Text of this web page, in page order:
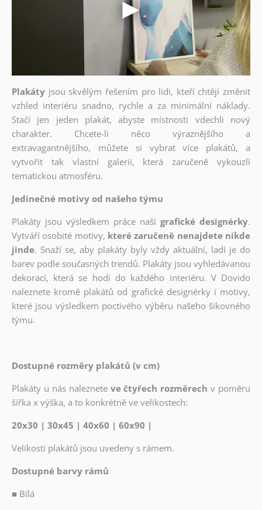
Plakáty jsou skvělým řešením pro lidi, kteří chtějí změnit
vzhled interiéru snadno, rychle a za minimální náklady.
Stačí jen jeden plakát, abyste místnosti vdechli nový
charakter. Chcete-li něco výraznějšího a
extravagantnějšího, můžete si vybrat více plakátů, a
vytvořit tak vlastní galerii, která zaručeně vykouzlí
tematickou atmosféru.
Jedinečné motivy od našeho týmu
Plakáty jsou výsledkem práce naší grafické designérky.
Vytváří osobité motivy, které zaručeně nenajdete nikde
jinde. Snaží se, aby plakáty byly vždy aktuální, ladí je do
barev podle současných trendů. Plakáty jsou vyhledávanou
dekorací, která se hodí do každého interiéru. V Dovido
naleznete kromě plakátů od grafické designérky i motivy,
které jsou výsledkem poctivého výběru našeho šikovného
týmu.
Dostupné rozměry plakátů (v cm)
Plakáty u nás naleznete ve čtyřech rozměrech v poměru
šířka x výška, a to konkrétně ve velikostech:
20x30 | 30x45 | 40x60 | 60x90 |
Velikosti plakátů jsou uvedeny s rámem.
Dostupné barvy rámů
■ Bílá